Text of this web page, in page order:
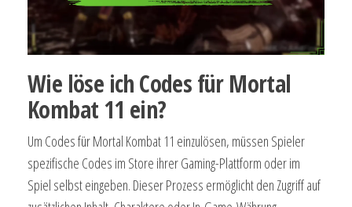
Wie löse ich Codes für Mortal
Kombat 11 ein?
Um Codes für Mortal Kombat 11 einzulösen, müssen Spieler
spezifische Codes im Store ihrer Gaming-Plattform oder im
Spiel selbst eingeben. Dieser Prozess ermöglicht den Zugriff auf